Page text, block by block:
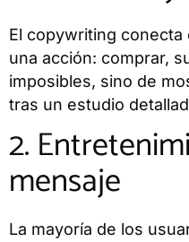
El copywriting
una acción: comprar,
imposibles, sino de
tras un estudio
2.
mensaje
La mayoría de los